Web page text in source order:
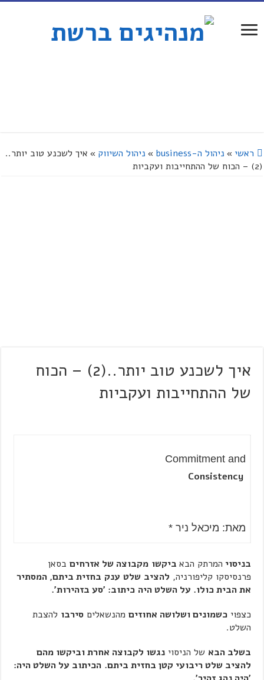
ראשי » ניהול ה-business » ניהול השיווק » איך לשכנע טוב יותר..
(2) – הכוח של ההתחייבות ועקביות
איך לשכנע טוב יותר..(2) – הכוח
של ההתחייבות ועקביות
Commitment and
מאת: מיכאל ניר *
בניסוי המרתק הבא ביקשו מקבוצה של אזרחים בסאן
פרנסיסקו קליפורניה, להציב שלט ענק בחזית ביתם, המסתיר
את הבית כולו. על השלט היה כיתוב: 'סע בזהירות'.
כצפויכשמונים ושלושה אחוזים מהנשאליםסירבו להצבת
השלט.
בשלב הבא של הניסוינגשו לקבוצה אחרת וביקשו מהם
להציב שלט ריבועי קטן בחזית ביתם. הכיתוב על השלט היה: